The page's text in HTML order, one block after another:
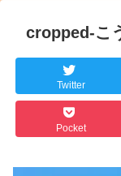
cropped-こ
Twitter
Pocket